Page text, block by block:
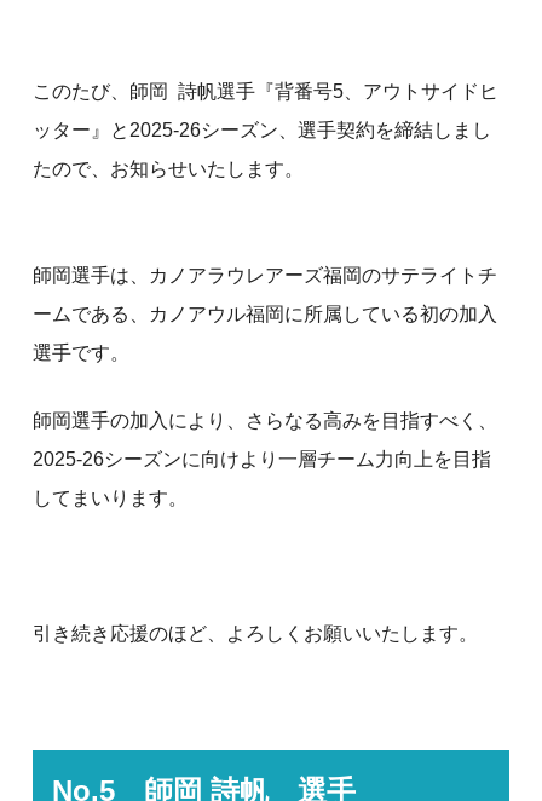
このたび、師岡 詩帆選手『背番号5、アウトサイドヒ
ッター』と2025-26シーズン、選手契約を締結しまし
たので、お知らせいたします。
師岡選手は、カノアラウレアーズ福岡のサテライトチ
ームである、カノアウル福岡に所属している初の加入
選手です。
師岡選手の加入により、さらなる高みを目指すべく、
2025-26シーズンに向けより一層チーム力向上を目指
してまいります。
引き続き応援のほど、よろしくお願いいたします。
No.5 師岡 詩帆 選手